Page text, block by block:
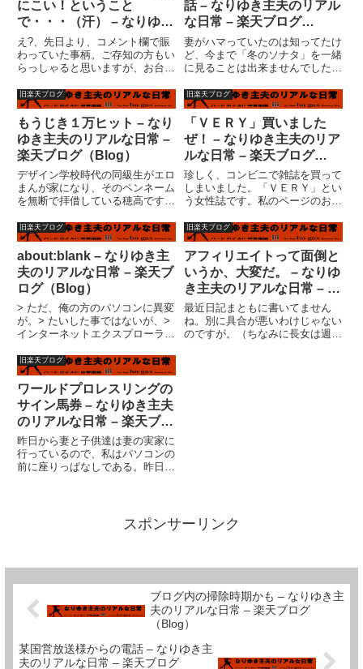
の？」...
今...
にこい！ということ
で・・・（汗） – なりゆき
主夫のリアルな日常 – 楽天
ブログ（Blog）
え?、先日より、コメント欄で賑
わっていた事柄。ご存知の方もい
らっしゃると思いますが、お台場
場さんと私という組み合わせなの
で、今回のテーマが相応しいのか
判りませんが・・・おそらく、
『「継母」奮闘記』な話になると
思...
話 – なりゆき主夫のリアル
な日常 – 楽天ブログ
（Blog）
妻がハマっていたのは知ってたけ
ど、今まで「冬のソナタ」を一緒
に見ることは出来ませんでした。
知り合いがいて、韓国の文化に対
してそんなにクリーンなイメージ
が出来てないのです。つい、「ペ
ー様ですか」とか、「あんなに
顔...
旧楽天ブログ
もうじき１万ヒット – なり
ゆき主夫のリアルな日常 –
楽天ブログ（Blog）
デザイン学校時代の同級生がエロ
まんが家になり、そのペンネーム
を無断で拝借している穂高です。
割に、日記ネタが思いつかない穂
高です。失業をテーマに始めた日
記なのに、悲惨さの演出が苦手な
ため、ベビーフェースになり切
れ...
旧楽天ブログ
「ＶＥＲＹ」買いました
ぜ！ – なりゆき主夫のリア
ルな日常 – 楽天ブログ
（Blog）
珍しく、コンビニで雑誌を買って
しまいました。「ＶＥＲＹ」とい
う女性誌です。私のページのおす
影さんと、お台場観覧車さんの記
事が出ているということで。「シ
ンデレラ」か、「サウンド・オ
ブ・ミュージック」か？『継母も
母...
旧楽天ブログ
about:blank – なりゆき主
夫のリアルな日常 – 楽天ブ
ログ（Blog）
> ただ、俺の方のパソコンに異変
が。> たいした事ではないが、>
インターネットエクスプローラー
ＳＮのホームページ（表紙？）の
画面が> 出てきてたのが、何故か
英語の画面が出てきてしまい> ア
ドレスのワク見ると...
旧楽天ブログ
アフィリエイトって面倒と
いうか、大変だ。 – なりゆ
き主夫のリアルな日常 – 楽
天ブログ（Blog）
最近日記まともに書いてません
ね。別に具合が悪いわけじゃない
のですが。（ちなみに長女は週始
旧楽天ブログ
ワールドプロレスリングの
サイン馬券 – なりゆき主夫
のリアルな日常 – 楽天ブロ
グ（Blog）
昨日から妻と子供達は妻の実家に
行っているので、私はパソコンの
前に座りっぱなしである。昨日の
サイトにアフィリエイトタグを張
り付けまくっていたのだ。（合スポンサーリンク
ブログ内の掃除時期かも – なりゆき主
夫のリアルな日常 – 楽天ブログ
（Blog）
某国営放送様からの電話 – なりゆき主
夫のリアルな日常 – 楽天ブログ